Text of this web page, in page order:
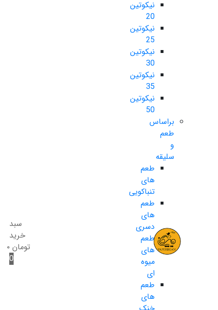
نیکوتین
20
نیکوتین
25
نیکوتین
30
نیکوتین
35
نیکوتین
50
براساس
طعم
و
سلیقه
طعم
های
تنباکویی
طعم
های
دسری
طعم
های
میوه
ای
طعم
های
سبد
خرید
تومان ۰
0